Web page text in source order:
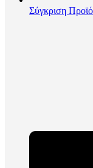
Σύγκριση